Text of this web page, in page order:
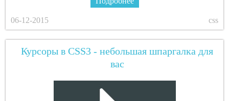
06-12-2015 css
Курсоры в CSS3 - небольшая шпаргалка для
вас